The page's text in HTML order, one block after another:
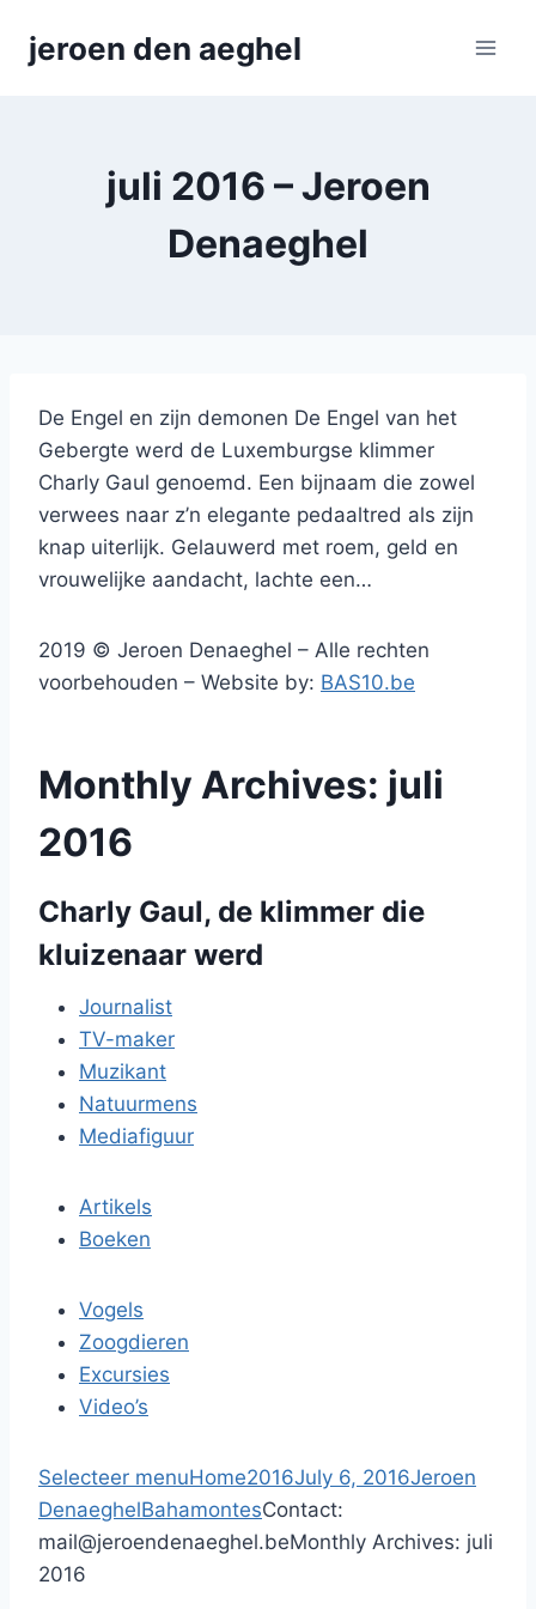
jeroen den aeghel
juli 2016 – Jeroen
Denaeghel
De Engel en zijn demonen De Engel van het
Gebergte werd de Luxemburgse klimmer
Charly Gaul genoemd. Een bijnaam die zowel
verwees naar z’n elegante pedaaltred als zijn
knap uiterlijk. Gelauwerd met roem, geld en
vrouwelijke aandacht, lachte een…
2019 © Jeroen Denaeghel – Alle rechten
voorbehouden – Website by: BAS10.be
Monthly Archives: juli
2016
Charly Gaul, de klimmer die
kluizenaar werd
Journalist
TV-maker
Muzikant
Natuurmens
Mediafiguur
Artikels
Boeken
Vogels
Zoogdieren
Excursies
Video’s
Selecteer menuHome2016July 6, 2016Jeroen
DenaeghelBahamontesContact:
mail@jeroendenaeghel.beMonthly Archives: juli
2016